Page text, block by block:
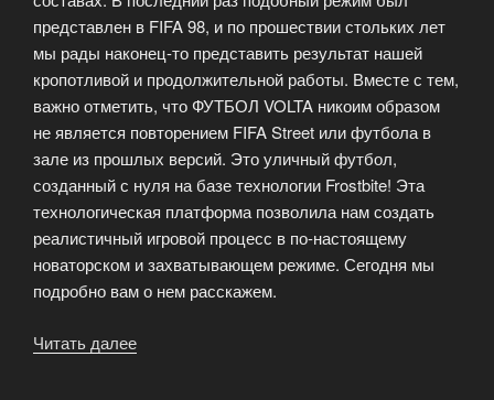
представлен в FIFA 98, и по прошествии стольких лет
мы рады наконец-то представить результат нашей
кропотливой и продолжительной работы. Вместе с тем,
важно отметить, что ФУТБОЛ VOLTA никоим образом
не является повторением FIFA Street или футбола в
зале из прошлых версий. Это уличный футбол,
созданный с нуля на базе технологии Frostbite! Эта
технологическая платформа позволила нам создать
реалистичный игровой процесс в по-настоящему
новаторском и захватывающем режиме. Сегодня мы
подробно вам о нем расскажем.
Читать далее